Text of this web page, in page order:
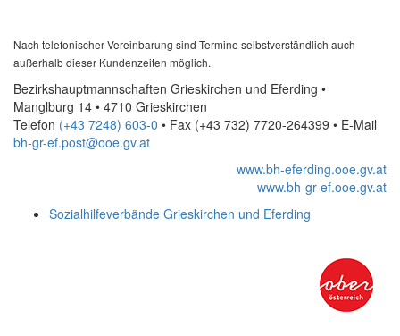
Nach telefonischer Vereinbarung sind Termine selbstverständlich auch
außerhalb dieser Kundenzeiten möglich.
Bezirkshauptmannschaften Grieskirchen und Eferding •
Manglburg 14 • 4710 Grieskirchen
Telefon (+43 7248) 603-0 • Fax (+43 732) 7720-264399 • E-Mail
bh-gr-ef.post@ooe.gv.at
www.bh-eferding.ooe.gv.at
www.bh-gr-ef.ooe.gv.at
Sozialhilfeverbände Grieskirchen und Eferding